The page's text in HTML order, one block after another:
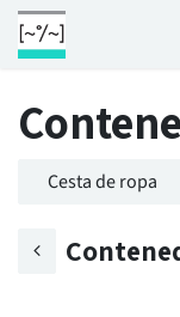
Ir al contenido
Cesta de ropa